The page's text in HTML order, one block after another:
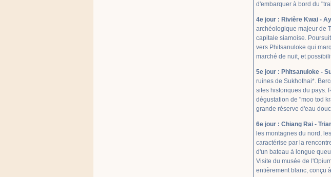
d'embarquer à bord du
4e jour : Rivière Kwai -
archéologique majeur de
capitale siamoise.
vers Phitsanuloke qui
marché de nuit, et
5e jour : Phitsanuloke -
ruines de Sukhothai*.
sites historiques du pays.
dégustation de "moo tod
grande réserve d'eau
6e jour : Chiang Rai -
les montagnes du nord,
caractérise par la
d'un bateau à longue
Visite du musée de
entièrement blanc, conçu